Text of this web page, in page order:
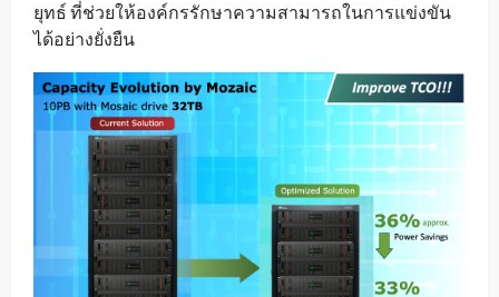
ยุทธ์ ที่ช่วยให้องค์กรรักษาความสามารถในการแข่งขัน
ได้อย่างยั่งยืน